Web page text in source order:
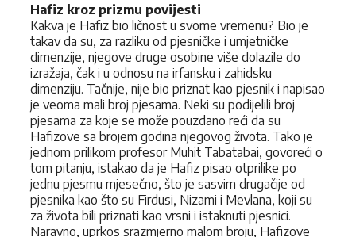
Hafiz kroz prizmu povijesti
Kakva je Hafiz bio ličnost u svome vremenu? Bio je
takav da su, za razliku od pjesničke i umjetničke
dimenzije, njegove druge osobine više dolazile do
izražaja, čak i u odnosu na irfansku i zahidsku
dimenziju. Tačnije, nije bio priznat kao pjesnik i napisao
je veoma mali broj pjesama. Neki su podijelili broj
pjesama za koje se može pouzdano reći da su
Hafizove sa brojem godina njegovog života. Tako je
jednom prilikom profesor Muhit Tabatabai, govoreći o
tom pitanju, istakao da je Hafiz pisao otprilike po
jednu pjesmu mjesečno, što je sasvim drugačije od
pjesnika kao što su Firdusi, Nizami i Mevlana, koji su
za života bili priznati kao vrsni i istaknuti pjesnici.
Naravno, uprkos srazmjerno malom broju, Hafizove